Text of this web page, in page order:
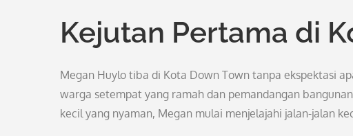
Kejutan Pertama di
Megan Huylo tiba di Kota Down Town tanpa ekspektasi
warga setempat yang ramah dan pemandangan
kecil yang nyaman, Megan mulai menjelajahi jalan-jalan